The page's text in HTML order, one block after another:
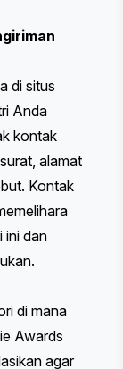
di situs
Anda
kontak
alamat
Kontak
ini dan
di mana
Awards
agar